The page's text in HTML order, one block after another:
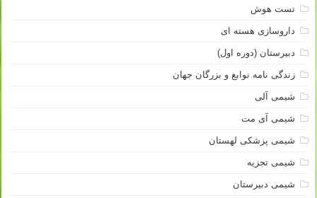
تست هوش
داروسازی هسته ای
دبیرستان (دوره اول)
زندگی نامه نوابغ و بزرگان جهان
شیمی آلی
شیمی آی مت
شیمی پزشکی لهستان
شیمی تجزیه
شیمی دبیرستان